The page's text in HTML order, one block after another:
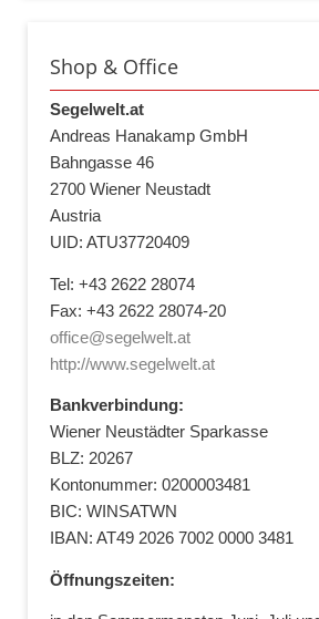
Shop & Office
Segelwelt.at
Andreas Hanakamp GmbH
Bahngasse 46
2700 Wiener Neustadt
Austria
UID: ATU37720409
Tel: +43 2622 28074
Fax: +43 2622 28074-20
office@segelwelt.at
http://www.segelwelt.at
Bankverbindung:
Wiener Neustädter Sparkasse
BLZ: 20267
Kontonummer: 0200003481
BIC: WINSATWN
IBAN: AT49 2026 7002 0000 3481
Öffnungszeiten: